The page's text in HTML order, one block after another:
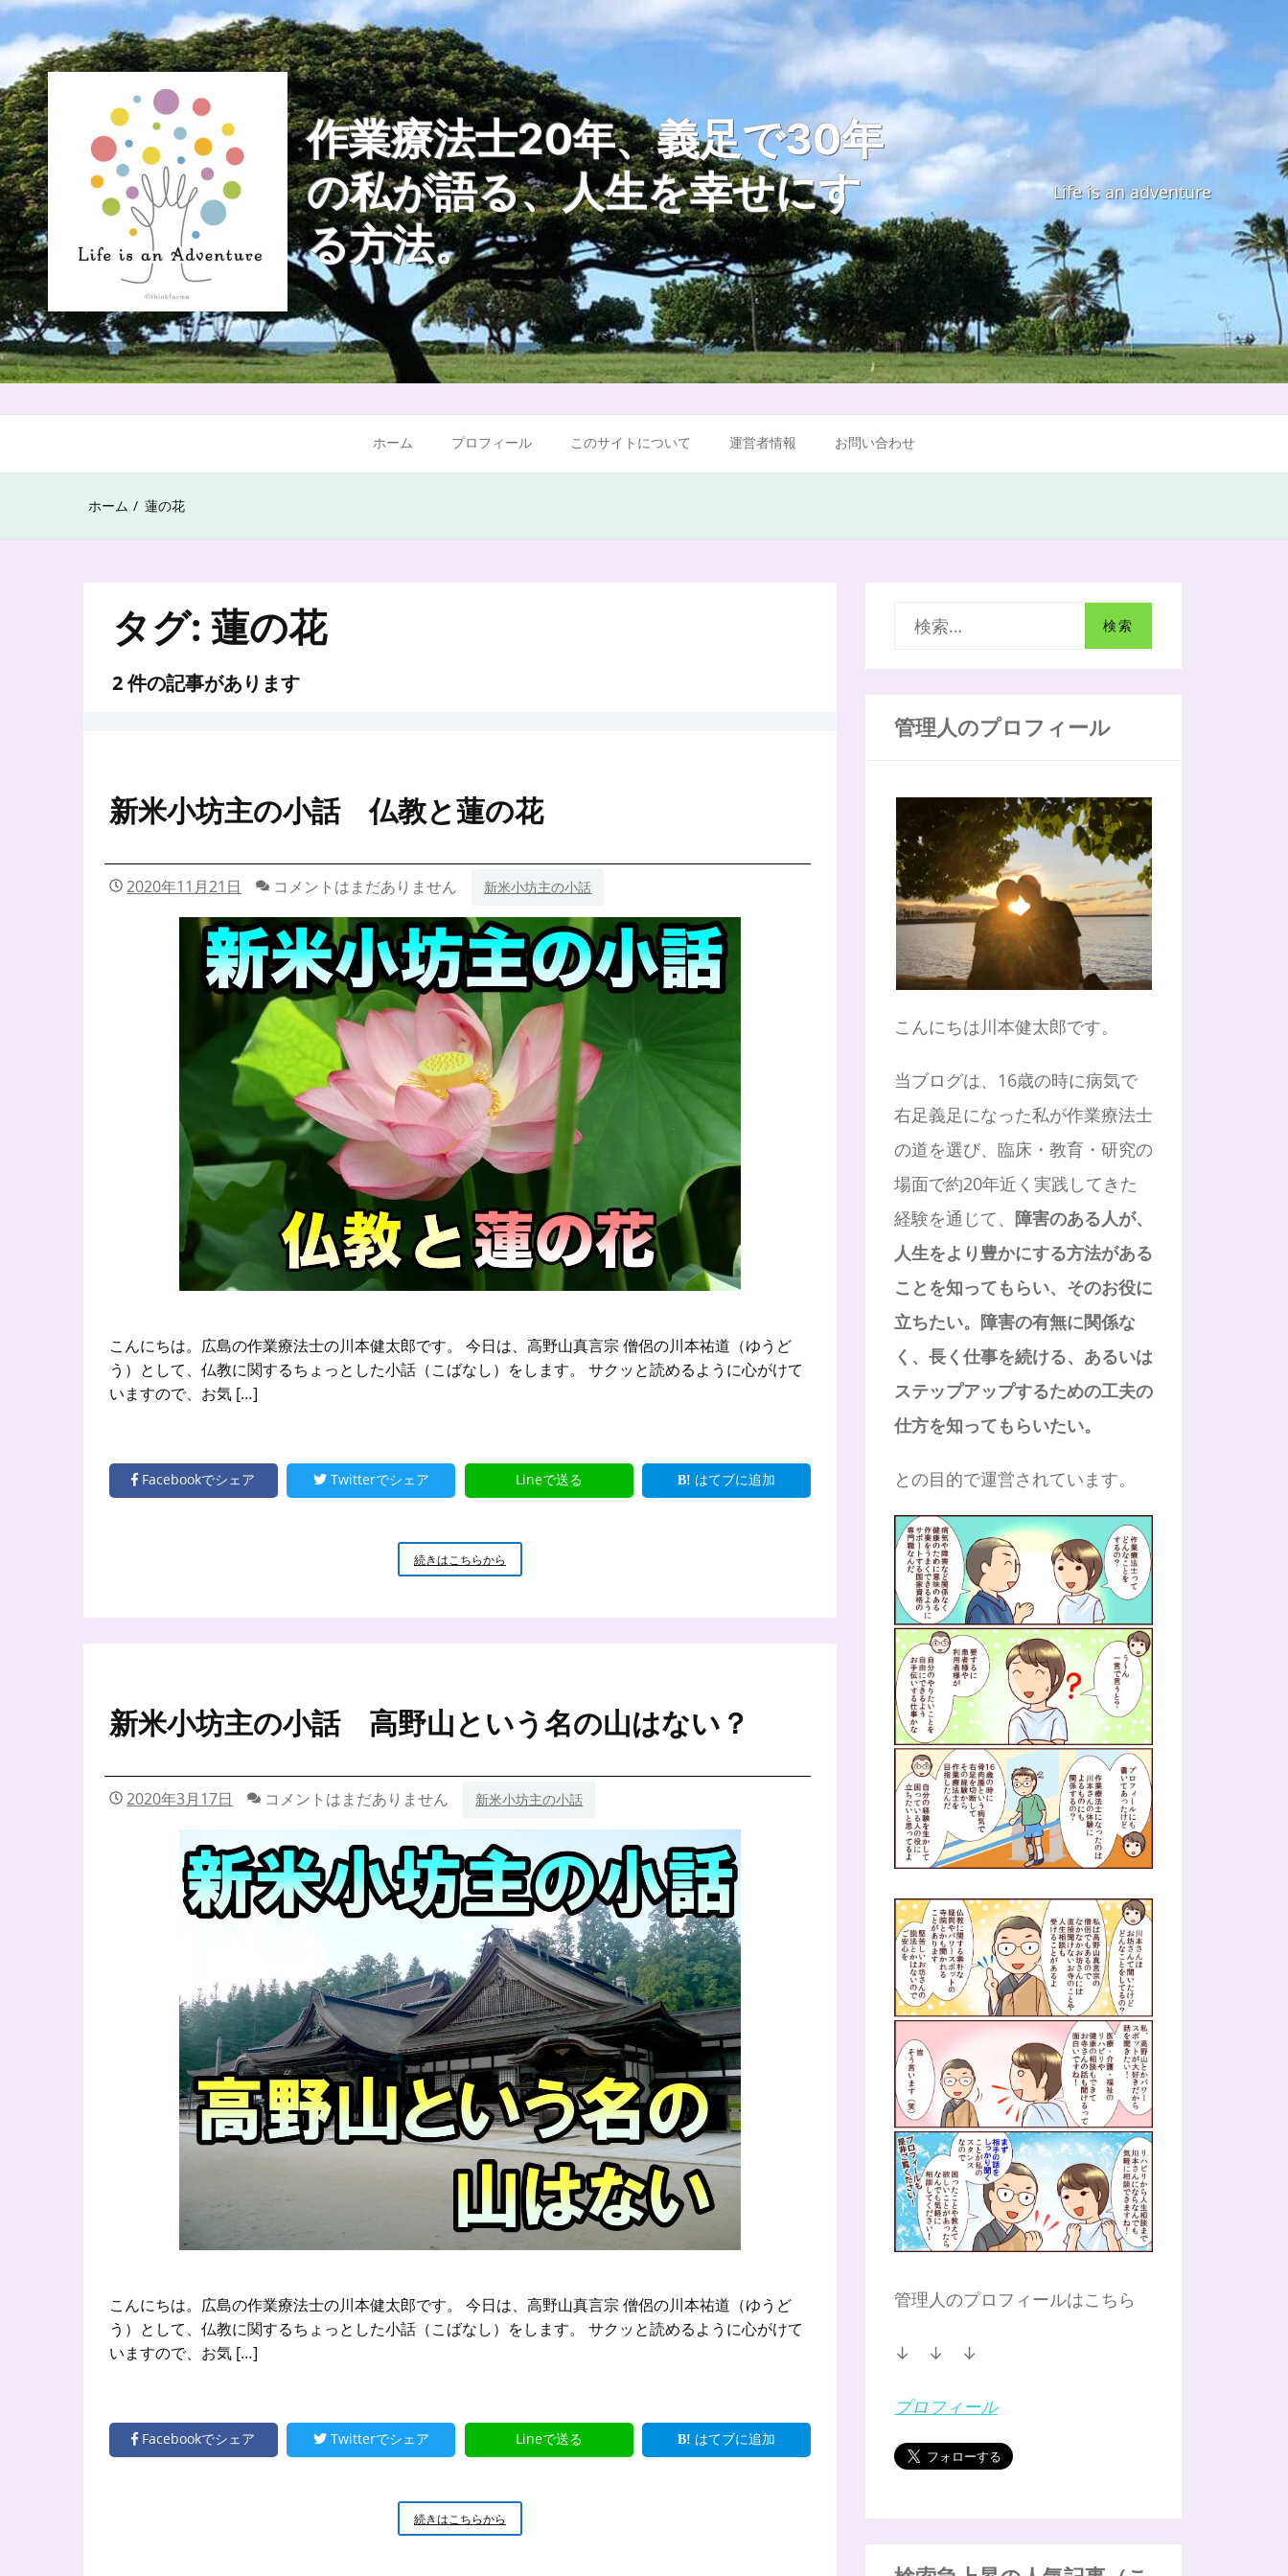
Skip
to
content
作業療法士20年、義足で30年
の私が語る、人生を幸せにす
る方法。
Life is an adventure
ホーム プロフィール このサイトについて 運営者情報 お問い合わせ
ホーム 蓮の花
タグ: 蓮の花
2 件の記事があります
新米小坊主の小話 仏教と蓮の花
2020年11月21日 コメントはまだありません 新米小坊主の小話
こんにちは。広島の作業療法士の川本健太郎です。 今日は、高野山真言宗 僧侶の川本祐道（ゆうど
う）として、仏教に関するちょっとした小話（こばなし）をします。 サクッと読めるように心がけて
いますので、お気 […]
Facebookでシェア Twitterでシェア Lineで送る はてブに追加
続きはこちらから
米
教
の
花
新米小坊主の小話 高野山という名の山はない？
2020年3月17日 コメントはまだありません 新米小坊主の小話
こんにちは。広島の作業療法士の川本健太郎です。 今日は、高野山真言宗 僧侶の川本祐道（ゆうど
う）として、仏教に関するちょっとした小話（こばなし）をします。 サクッと読めるように心がけて
いますので、お気 […]
Facebookでシェア Twitterでシェア Lineで送る はてブに追加
続きはこちらから
米
管理人のプロフィール
こんにちは川本健太郎です。
当ブログは、16歳の時に病気で
右足義足になった私が作業療法士
の道を選び、臨床・教育・研究の
場面で約20年近く実践してきた
経験を通じて、 障害のある人が、
人生をより豊かにする方法がある
ことを知ってもらい、そのお役に
立ちたい。障害の有無に関係な
く、長く仕事を続ける、あるいは
ステップアップするための工夫の
仕方を知ってもらいたい。
との目的で運営されています。
管理人のプロフィールはこちら
↓ ↓ ↓
プロフィール